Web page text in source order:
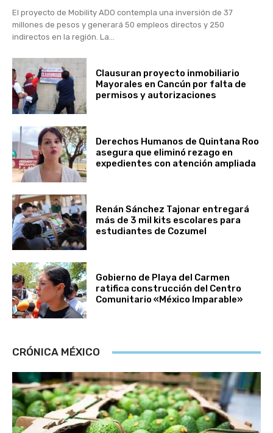
El proyecto de Mobility ADO contempla una inversión de 37
millones de pesos y generará 50 empleos directos y 250
indirectos en la región. La...
Clausuran proyecto inmobiliario
Mayorales en Cancún por falta de
permisos y autorizaciones
Derechos Humanos de Quintana Roo
asegura que eliminó rezago en
expedientes con atención ampliada
Renán Sánchez Tajonar entregará
más de 3 mil kits escolares para
estudiantes de Cozumel
Gobierno de Playa del Carmen
ratifica construcción del Centro
Comunitario «México Imparable»
CRÓNICA MÉXICO